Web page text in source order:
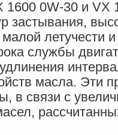
1600 0W-30 и VX
застывания,
летучести
службы
масла. Эти
в связи с